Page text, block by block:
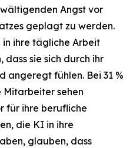
Angst vor
geplagt zu werden.
ihre tägliche Arbeit
sie sich durch ihr
angeregt fühlen. Bei 31 %
Mitarbeiter sehen
für ihre berufliche
die KI in ihre
glauben, dass